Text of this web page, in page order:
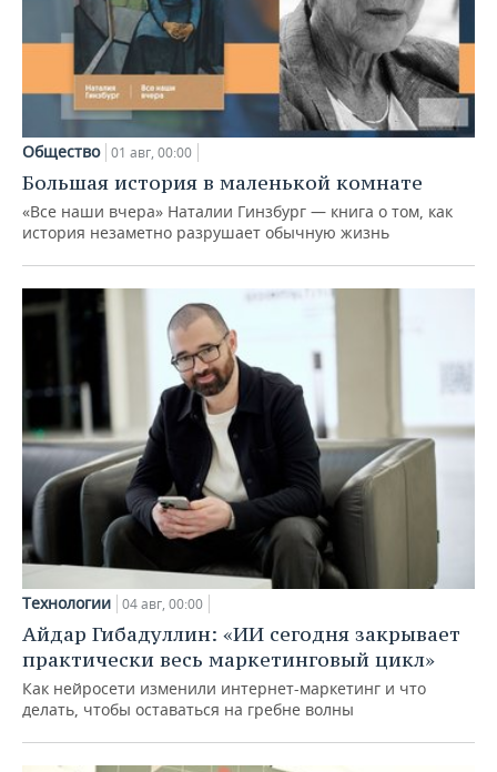
Общество 01 авг, 00:00
Большая история в маленькой комнате
«Все наши вчера» Наталии Гинзбург — книга о том, как
история незаметно разрушает обычную жизнь
Технологии 04 авг, 00:00
Айдар Гибадуллин: «ИИ сегодня закрывает
практически весь маркетинговый цикл»
Как нейросети изменили интернет-маркетинг и что
делать, чтобы оставаться на гребне волны